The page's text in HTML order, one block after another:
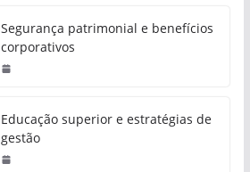
Segurança patrimonial e benefícios
corporativos
Educação superior e estratégias de
gestão